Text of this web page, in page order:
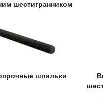
шестигранником
шпильки